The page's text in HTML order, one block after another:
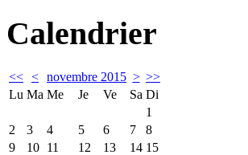
Calendrier
<< < novembre 2015 > >>
Lu Ma Me Je Ve Sa Di
1
2
3 4 5 6 7
8
9
10 11 12 13 14 15